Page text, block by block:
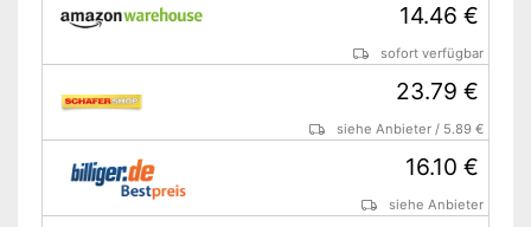
14.46 €
sofort verfügbar
23.79 €
siehe Anbieter / 5.89 €
16.10 €
siehe Anbieter